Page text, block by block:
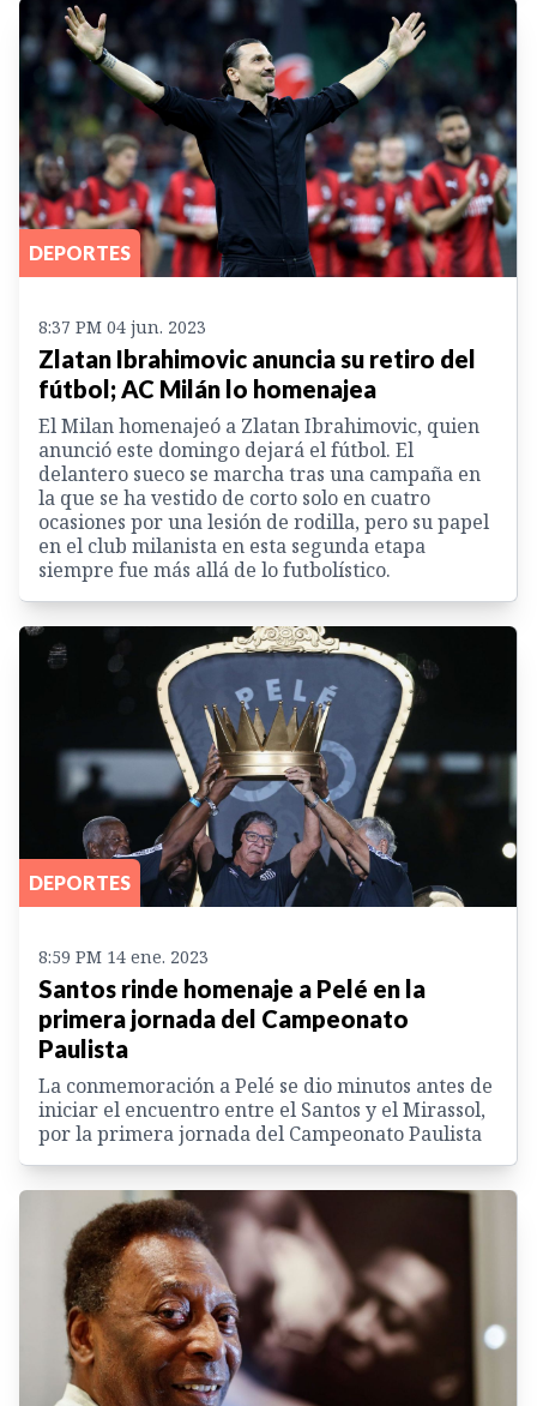
DEPORTES
8:37 PM 04 jun. 2023
Zlatan Ibrahimovic anuncia su retiro del
fútbol; AC Milán lo homenajea
El Milan homenajeó a Zlatan Ibrahimovic, quien
anunció este domingo dejará el fútbol. El
delantero sueco se marcha tras una campaña en
la que se ha vestido de corto solo en cuatro
ocasiones por una lesión de rodilla, pero su papel
en el club milanista en esta segunda etapa
siempre fue más allá de lo futbolístico.
DEPORTES
8:59 PM 14 ene. 2023
Santos rinde homenaje a Pelé en la
primera jornada del Campeonato
Paulista
La conmemoración a Pelé se dio minutos antes de
iniciar el encuentro entre el Santos y el Mirassol,
por la primera jornada del Campeonato Paulista